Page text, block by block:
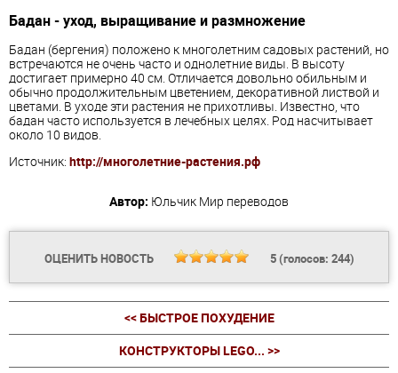
Бадан - уход, выращивание и размножение
Бадан (бергения) положено к многолетним садовых растений, но
встречаются не очень часто и однолетние виды. В высоту
достигает примерно 40 см. Отличается довольно обильным и
обычно продолжительным цветением, декоративной листвой и
цветами. В уходе эти растения не прихотливы. Известно, что
бадан часто используется в лечебных целях. Род насчитывает
около 10 видов.
Источник: http://многолетние-растения.рф
Автор: Юльчик Мир переводов
ОЦЕНИТЬ НОВОСТЬ 5(голосов: 244)
<< БЫСТРОЕ ПОХУДЕНИЕ
КОНСТРУКТОРЫ LEGO... >>